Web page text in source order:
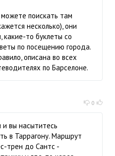
поискать там
несколько), они
то буклеты со
по посещению города.
описана во всех
по Барселоне.
0
вы насытитесь
в Таррагону. Маршрут
трен до Сантс -